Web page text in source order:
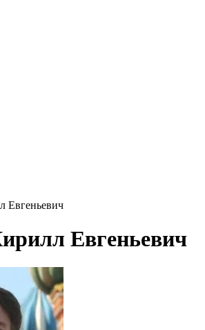
Евгеньевич
Евгеньевич